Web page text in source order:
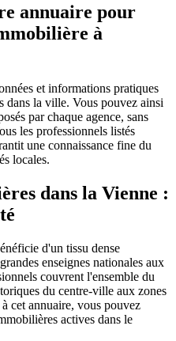
annuaire pour
à
et informations pratiques
dans la ville. Vous pouvez ainsi
par chaque agence, sans
les professionnels listés
une connaissance fine du
locales.
dans la Vienne :
d'un tissu dense
enseignes nationales aux
couvrent l'ensemble du
du centre-ville aux zones
cet annuaire, vous pouvez
actives dans le